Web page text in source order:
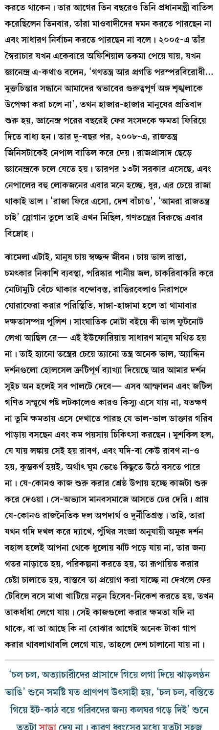
করতে থাকেন। তার আগের তিন বছরেও তিনি প্রধানমন্ত্রী বাতিল
করেছিলেন তিনবার, তাঁরা মাওবাদীদের দমন করতে পারছেন না
এবং সাধারণ নির্বাচন করতে পারছেন না বলে। ২০০৫-এ তাঁর
স্বৈরাচার যখন একেবারে অফিশিয়াল তকমা পেয়ে যায়, যখন
জ্ঞানেন্দ্র এ-কথাও বলেন, ‘গণতন্ত্র আর প্রগতি পরস্পরবিরোধী…
মুক্তচিন্তার সন্ধানে আমাদের স্বভাবের গুরুত্বপূর্ণ অঙ্গ শৃঙ্খলাকে
উপেক্ষা করা চলে না’, তখন হাজার-হাজার মানুষের প্রতিবাদ
শুরু হয়, জ্ঞানেন্দ্র পরের বছরেই ফের সংসদকে ক্ষমতা ফিরিয়ে
দিতে বাধ্য হন। তার দু-বছর পর, ২০০৮-এ, রাজতন্ত্র
জিনিসটাকেই নেপাল বাতিল করে দেয়। রাজপ্রাসাদ ছেড়ে
জ্ঞানেন্দ্রকে চলে যেতে হয়। তারপর ১৩টা সরকার এসেছে, এবং
নেপালের বহু লোকজনের এবার মনে হচ্ছে, ধুর, এর চেয়ে রাজা
থাকাই ভাল। ‘রাজা ফিরে এসো, দেশ বাঁচাও’, ‘আমরা রাজতন্ত্র
চাই’ স্লোগান তুলে তাই এখন মিছিল, গণতন্ত্রের বিরুদ্ধে এবার
বিদ্রোহ।
ঝামেলা এটাই, মানুষ চায় স্বচ্ছন্দ জীবন। চায় ভাল রাস্তা,
চমৎকার নিকাশি ব্যবস্থা, পরিষ্কার পানীয় জল, চাকরিবাকরি করে
মোটামুটি বেঁচে থাকার বন্দোবস্ত, রাত্তিরবেলাও নিরাপদে
ঘোরাফেরা করার পরিস্থিতি, দাঙ্গা-হাঙ্গামা হলে তা থামাবার
দক্ষতাসম্পন্ন পুলিশ। সাংঘাতিক মোটা বইয়ে কী ভাল ফুটনোট
লেখা আছিল রে— এই ইউফোরিয়ায় সাধারণ মানুষ মথিত হয়
না। তাই হ্যানো তন্ত্রের চেয়ে ত্যানো তন্ত্র অনেক ভাল, অ্যাদ্দিন
দর্শনগুলো হোলসেল ত্রুটিপূর্ণ ব্যাখ্যা দিয়েছে আর আমার দর্শন
সুইচ অন হলেই সব পালটে দেবে— এসব আস্ফালন এবং জটিল
গণিত সম্মুখে পষ্ট লটকালেও কারও কিস্যু এসে যায় না, যতক্ষণ
না তুমি ক্ষমতায় এসে দেখাতে পারছ যে ভাল-ভাল ডাক্তার গরিব
পাড়ায় বসছেন এবং কম পয়সায় চিকিৎসা করছেন। মুশকিল হল,
যে যায় লঙ্কায় সেই হয় রাবণ, এবং যদি-বা কেউ রাবণ না-ও
হয়, কুম্ভকর্ণ হয়ই, অর্থাৎ ঘুম ভেঙে কিছুতে উঠে বসতে পারে
না। যে-কোনও কাজ শুরু করার শ্রেষ্ঠ উপায় হচ্ছে কাজটা শুরু
করে দেওয়া। সে-অভ্যাস মানবসমাজে আসতে ঢের দেরি। প্রায়
যে-কোনও রাজনৈতিক দল অপদার্থ ও দুর্নীতিগ্রস্ত। তাই, তারা
যখন গদি দখল করে দ্যাখে, পুঁথির সংজ্ঞা অনুযায়ী অমুক দর্শন
বহাল হলেই আপনা থেকে ধুলোয় ঝাঁট পড়ে যায় না, তার জন্য
গতর নাড়াতে হয়, পরিকল্পনা করতে হয়, তা রূপায়িত করার
চেষ্টা চালাতে হয়, বাস্তবে তা প্রয়োগ করা যাচ্ছে না দেখলে ফের
টেবিলে বসে মাথা খাটিয়ে নতুন হিসেব-নিকেশ করতে হয়, তখন
তাকধাঁধা লেগে যায়। সেই কাজগুলো করার ক্ষমতা যদি না
থাকে, বা তা আছে কি না বোঝার আগেই অনেক টাকা গাপ
করার খাবলাখাবলি লেগে যায়, তাহলে দেশ চালানো যায় না।
‘চল চল, অত্যাচারীদের প্রাসাদে গিয়ে লগা দিয়ে ঝাড়লণ্ঠন
ভাঙি’ শুনে সমষ্টি যত প্রাণপণ উৎসাহী হয়, ‘চল চল, বস্তিতে
গিয়ে ইট-কাঠ বয়ে গরিবদের জন্য কলঘর গড়ে দিই’ শুনে